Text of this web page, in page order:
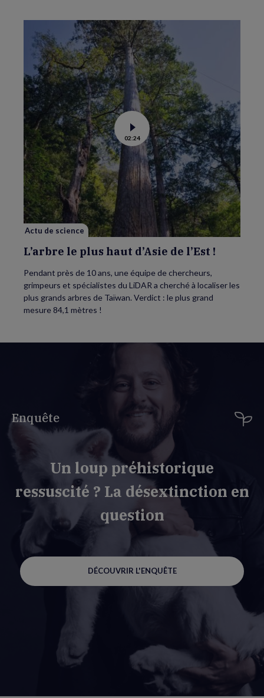
Voir
la
vidéo
de
L’arbre
le
plus
haut
d’Asie
02:24
Actu de science
L’arbre le plus haut d’Asie de l’Est !
Pendant près de 10 ans, une équipe de chercheurs,
grimpeurs et spécialistes du LiDAR a cherché à localiser les
plus grands arbres de Taïwan. Verdict : le plus grand
mesure 84,1 mètres !
Enquête
Un loup préhistorique
ressuscité ? La désextinction en
question
DÉCOUVRIR L'ENQUÊTE